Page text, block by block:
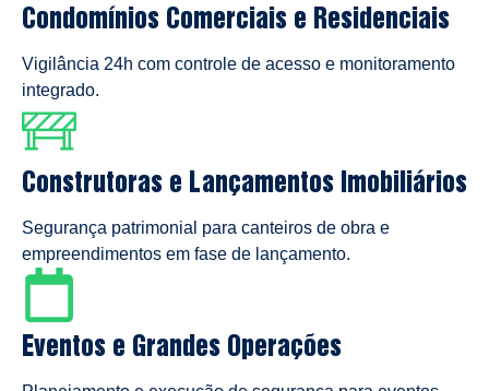
Condomínios Comerciais e Residenciais
Vigilância 24h com controle de acesso e monitoramento
integrado.
Construtoras e Lançamentos Imobiliários
Segurança patrimonial para canteiros de obra e
empreendimentos em fase de lançamento.
Eventos e Grandes Operações